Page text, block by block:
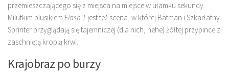
przemieszczającego się z miejsca na miejsce w ułamku sekundy.
Milutkim plusikiem Flash 1 jest też scena, w której Batman i Szkarłatny
Sprinter przyglądają się tajemniczej (dla nich, hehe) żółtej przypince z
zaschniętą kroplą krwi.
Krajobraz po burzy